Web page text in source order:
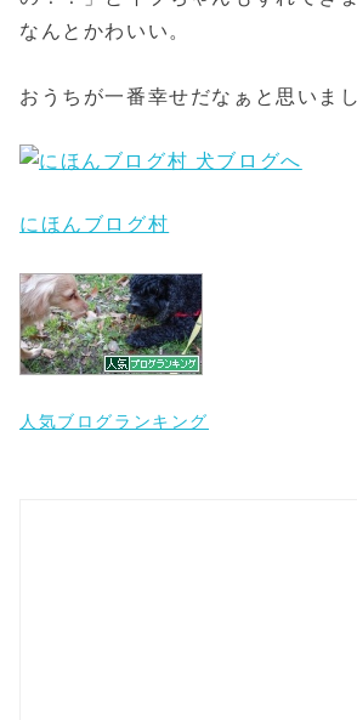
なんとかわいい。
おうちが一番幸せだなぁと思いまし
にほんブログ村
人気ブログランキング